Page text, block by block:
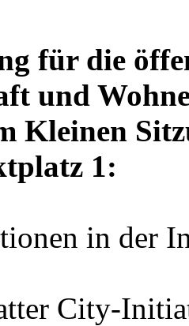
für die
und
Kleinen
1:
in der
City-